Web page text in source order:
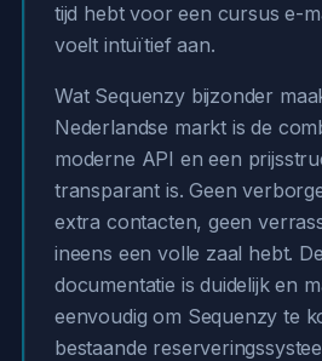
tijd hebt voor een cursus e-
voelt intuïtief aan.
Wat Sequenzy bijzonder
Nederlandse markt is de
moderne API en een
transparant is. Geen
extra contacten, geen
ineens een volle zaal hebt.
documentatie is duidelijk en
eenvoudig om Sequenzy te
bestaande